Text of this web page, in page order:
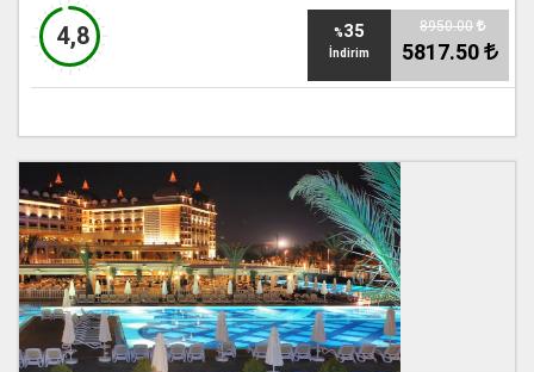
4,8 %35
İndirim
8950.00
5817.50